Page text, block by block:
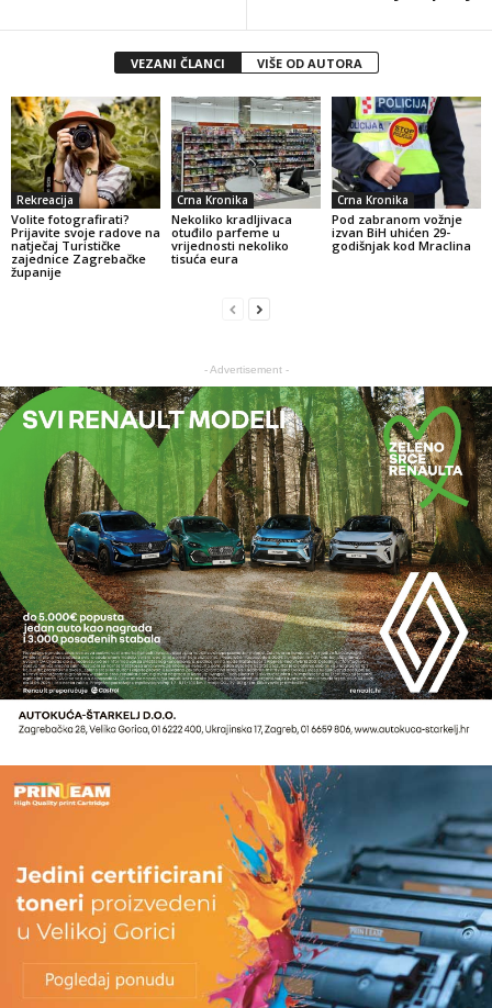
VEZANI ČLANCI VIŠE OD AUTORA
Rekreacija
Volite fotografirati?
Prijavite svoje radove na
natječaj Turističke
zajednice Zagrebačke
županije
Crna Kronika
Nekoliko kradljivaca
otuđilo parfeme u
vrijednosti nekoliko
tisuća eura
Crna Kronika
Pod zabranom vožnje
izvan BiH uhićen 29-
godišnjak kod Mraclina
- Advertisement -